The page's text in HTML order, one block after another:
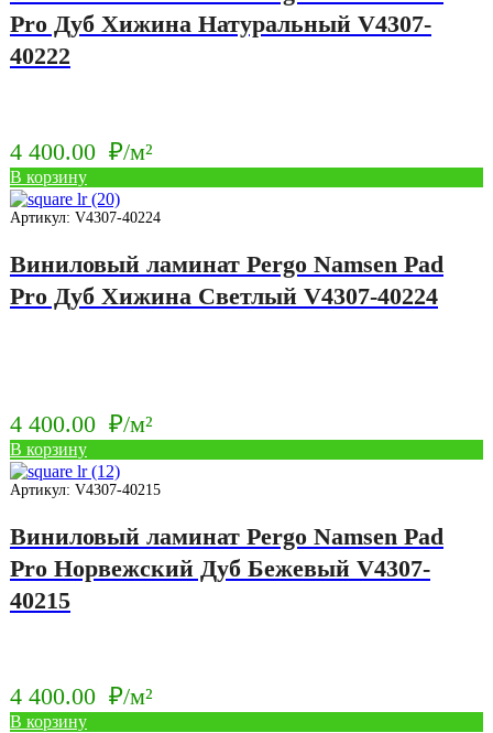
Pro Дуб Хижина Натуральный V4307-
40222
4 400.00 ₽/м²
В корзину
Артикул: V4307-40224
Виниловый ламинат Pergo Namsen Pad
Pro Дуб Хижина Светлый V4307-40224
4 400.00 ₽/м²
В корзину
Артикул: V4307-40215
Виниловый ламинат Pergo Namsen Pad
Pro Норвежский Дуб Бежевый V4307-
40215
4 400.00 ₽/м²
В корзину